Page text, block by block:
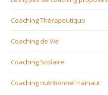
Coaching Thérapeutique
Coaching de Vie
Coaching Scolaire
Coaching nutritionnel Hainaut